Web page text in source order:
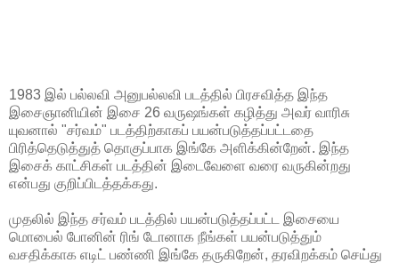
1983 இல் பல்லவி அனுபல்லவி படத்தில் பிரசவித்த இந்த
இசைஞானியின் இசை 26 வருஷங்கள் கழித்து அவர் வாரிசு
யுவனால் "சர்வம்" படத்திற்காகப் பயன்படுத்தப்பட்டதை
பிரித்தெடுத்துத் தொகுப்பாக இங்கே அளிக்கின்றேன். இந்த
இசைக் காட்சிகள் படத்தின் இடைவேளை வரை வருகின்றது
என்பது குறிப்பிடத்தக்கது.
முதலில் இந்த சர்வம் படத்தில் பயன்படுத்தப்பட்ட இசையை
மொபைல் போனின் ரிங் டோனாக நீங்கள் பயன்படுத்தும்
வசதிக்காக எடிட் பண்ணி இங்கே தருகிறேன், தரவிறக்கம் செய்து